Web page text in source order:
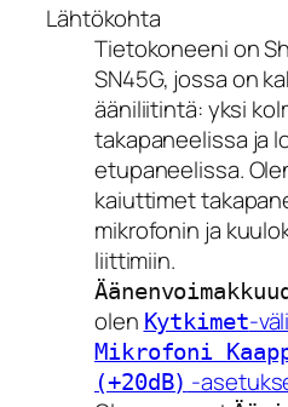
Lähtökohta
Tietokoneeni on
SN45G, jossa on
ääniliitintä: yksi
takapaneelissa ja
etupaneelissa.
kaiuttimet
mikrofonin ja
liittimiin.
olen Kytkimet-
Mikrofoni
(+20dB) -